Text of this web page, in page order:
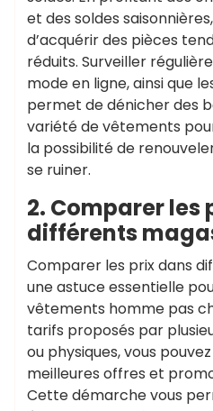
et des soldes
d’acquérir des pièces
réduits. Surveiller
mode en ligne, ainsi que
permet de dénicher des
variété de vêtements
la possibilité de
se ruiner.
2. Comparer les
différents
Comparer les prix dans
une astuce essentielle
vêtements homme pas
tarifs proposés par
ou physiques, vous
meilleures offres et
Cette démarche vous